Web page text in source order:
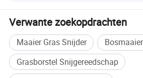
Verwante zoekopdrachten
Maaier Gras Snijder
Grasborstel Snijgereedschap